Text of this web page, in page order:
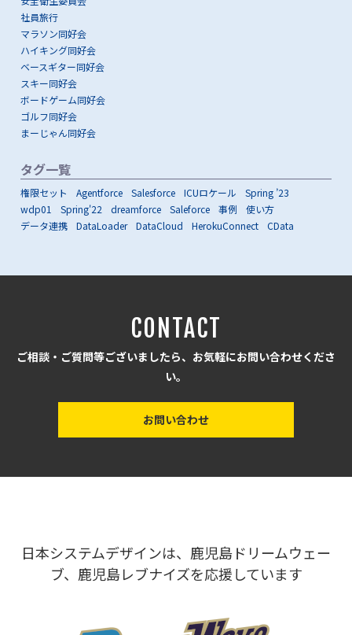
社員旅行
マラソン同好会
ハイキング同好会
ベースギター同好会
スキー同好会
ボードゲーム同好会
ゴルフ同好会
まーじゃん同好会
タグ一覧
権限セット Agentforce Salesforce ICUロケール
Spring ’23
wdp01
Spring'22 dreamforce Saleforce 事例
使い方
データ連携
DataLoader DataCloud HerokuConnect CData
CONTACT
ご相談・ご質問等ございましたら、お気軽にお問い合わせくださ
い。
お問い合わせ
日本システムデザインは、鹿児島ドリームウェー
ブ、鹿児島レブナイズを応援しています